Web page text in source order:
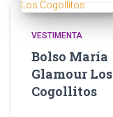
VESTIMENTA
Bolso María
Glamour Los
Cogollitos